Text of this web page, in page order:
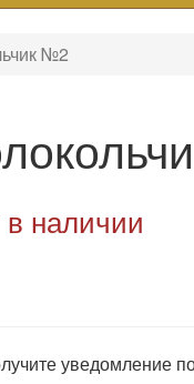
№2
наличии
уведомление